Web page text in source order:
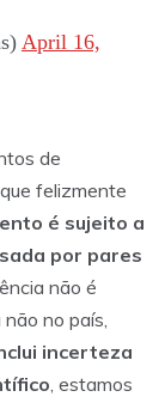
April 16,
de
felizmente
é sujeito a
por pares
não é
no país,
incerteza
, estamos